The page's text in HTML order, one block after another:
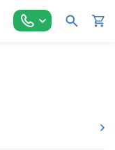
Витрины холодильные